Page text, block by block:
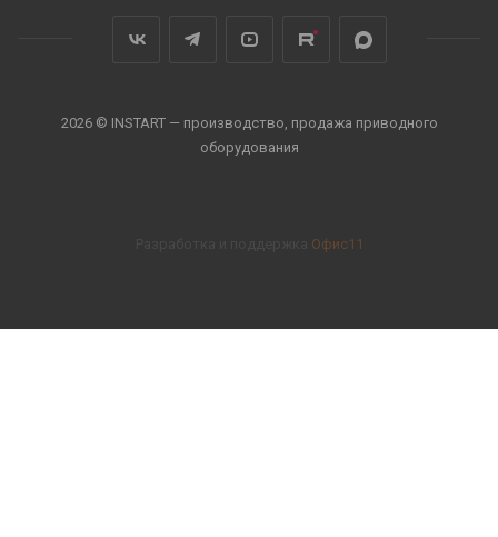
2026 © INSTART — производство, продажа приводного
оборудования
Офис11